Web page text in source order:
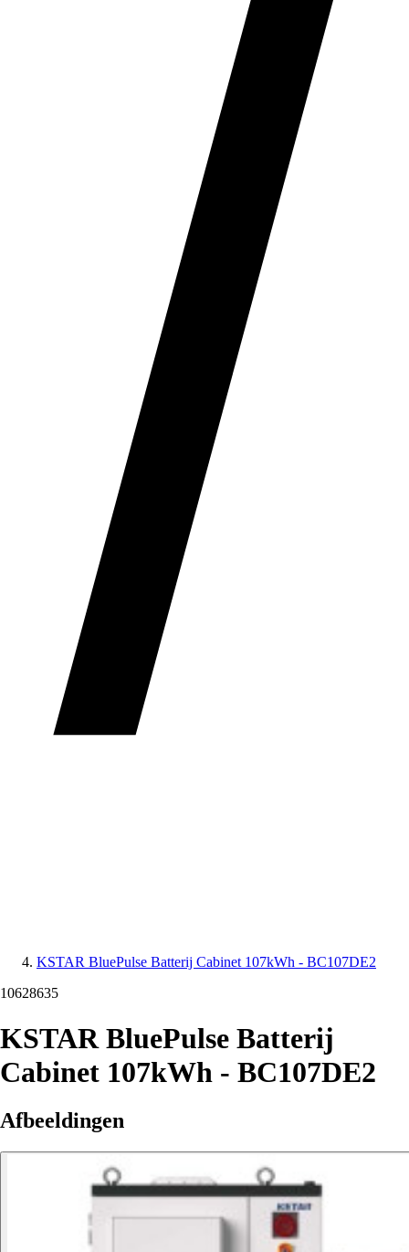
KSTAR BluePulse Batterij Cabinet 107kWh - BC107DE2
10628635
KSTAR BluePulse Batterij
Cabinet 107kWh - BC107DE2
Afbeeldingen